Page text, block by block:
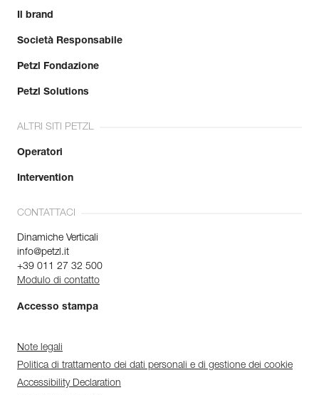
Il brand
Società Responsabile
Petzl Fondazione
Petzl Solutions
ALTRI SITI PETZL
Operatori
Intervention
CONTATTACI
Dinamiche Verticali
info@petzl.it
+39 011 27 32 500
Modulo di contatto
Accesso stampa
Note legali
Politica di trattamento dei dati personali e di gestione dei cookie
Accessibility Declaration